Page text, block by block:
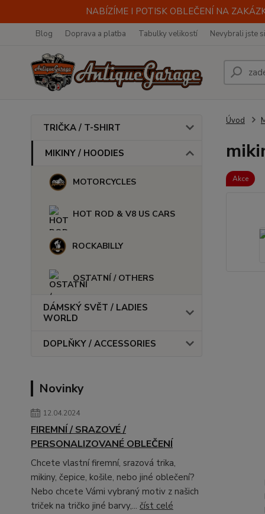
NABÍZÍME I POTISK OBLEČENÍ NA
Blog Doprava a platba Tabulky velikostí Nevybrali jste
TRIČKA / T-SHIRT
MIKINY / HOODIES
MOTORCYCLES
HOT ROD & V8 US CARS
ROCKABILLY
OSTATNÍ / OTHERS
DÁMSKÝ SVĚT / LADIES
WORLD
DOPLŇKY / ACCESSORIES
Novinky
12.04.2024
FIREMNÍ / SRAZOVÉ /
PERSONALIZOVANÉ OBLEČENÍ
Chcete vlastní firemní, srazová trika,
mikiny, čepice, košile, nebo jiné oblečení?
Nebo chcete Vámi vybraný motiv z našich
triček na tričko jiné barvy,... číst celé
Úvod
Akce